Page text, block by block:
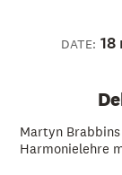
DATE: 18
Martyn
Harmonielehre